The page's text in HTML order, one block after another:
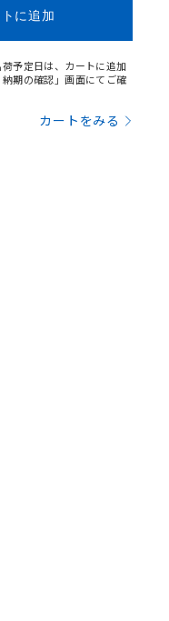
に追加
予定日は、カートに追加
期の確認」画面にてご確
カートをみる